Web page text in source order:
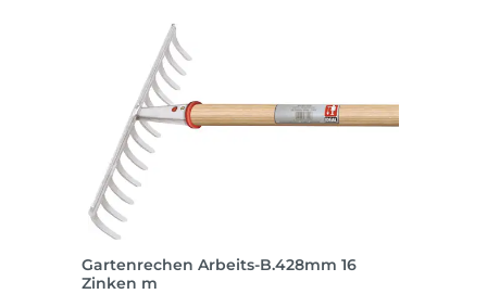
Gartenrechen Arbeits-B.428mm 16
Zinken m